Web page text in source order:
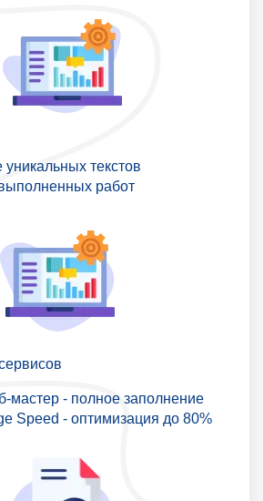
текстов
работ
мастер - полное заполнение
Speed - оптимизация до 80%